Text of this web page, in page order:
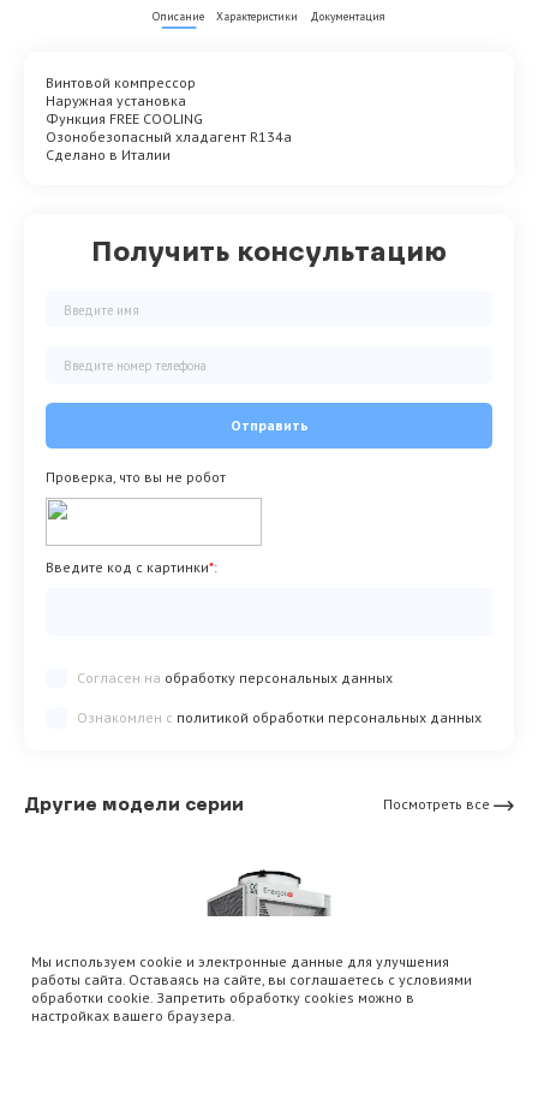
Получить консультацию
Отправить
Проверка, что вы не робот
Введите код с картинки*:
Согласен на обработку персональных данных
Ознакомлен с политикой обработки персональных данных
Описание Характеристики Документация
Винтовой компрессор
Наружная установка
Функция FREE COOLING
Озонобезопасный хладагент R134a
Сделано в Италии
Другие модели серии Посмотреть все
Мы используем cookie и электронные данные для улучшения
работы сайта. Оставаясь на сайте, вы соглашаетесь с условиями
обработки cookie. Запретить обработку cookies можно в
настройках вашего браузера.